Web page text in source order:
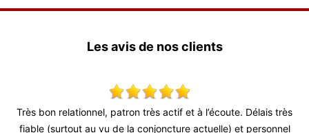
Les avis de nos clients
Super travail ! Équipe très agréable je recommande vivement !